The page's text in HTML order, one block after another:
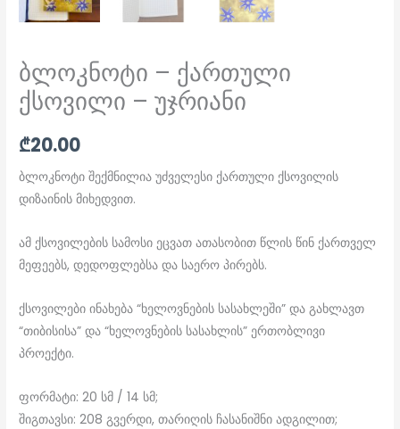
ბლოკნოტი – ქართული
ქსოვილი – უჯრიანი
₾20.00
ბლოკნოტი შექმნილია უძველესი ქართული ქსოვილის
დიზაინის მიხედვით.
ამ ქსოვილების სამოსი ეცვათ ათასობით წლის წინ ქართველ
მეფეებს, დედოფლებსა და საერო პირებს.
ქსოვილები ინახება “ხელოვნების სასახლეში” და გახლავთ
“თიბისისა” და “ხელოვნების სასახლის” ერთობლივი
პროექტი.
ფორმატი: 20 სმ / 14 სმ;
შიგთავსი: 208 გვერდი, თარიღის ჩასანიშნი ადგილით;